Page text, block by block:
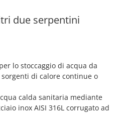
due serpentini
lo stoccaggio di acqua da
di calore continue o
calda sanitaria mediante
inox AISI 316L corrugato ad